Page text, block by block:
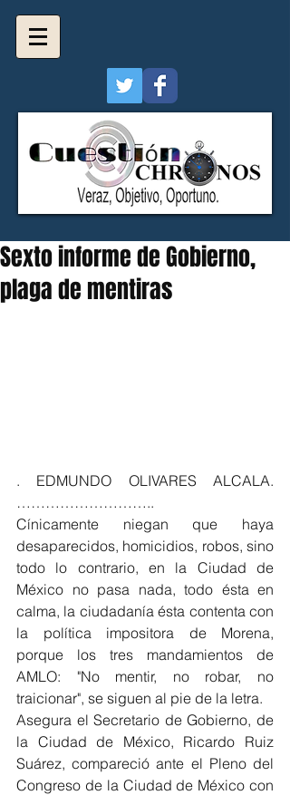
Sexto informe de Gobierno,
plaga de mentiras
. EDMUNDO OLIVARES ALCALA.
………………………..
Cínicamente niegan que haya
desaparecidos, homicidios, robos, sino
todo lo contrario, en la Ciudad de
México no pasa nada, todo ésta en
calma, la ciudadanía ésta contenta con
la política impositora de Morena,
porque los tres mandamientos de
AMLO: "No mentir, no robar, no
traicionar", se siguen al pie de la letra.
Asegura el Secretario de Gobierno, de
la Ciudad de México, Ricardo Ruiz
Suárez, compareció ante el Pleno del
Congreso de la Ciudad de México con